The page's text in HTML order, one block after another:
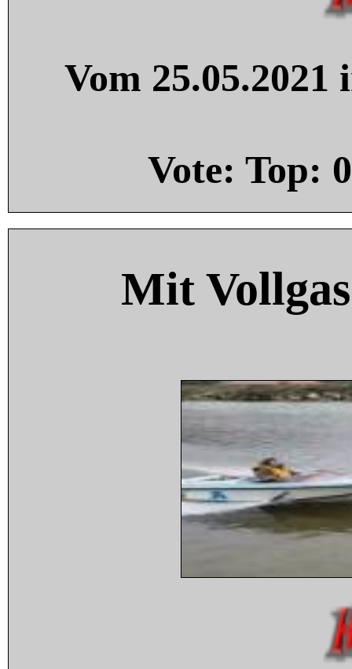
Vom
Vote: Top: 0
Mit